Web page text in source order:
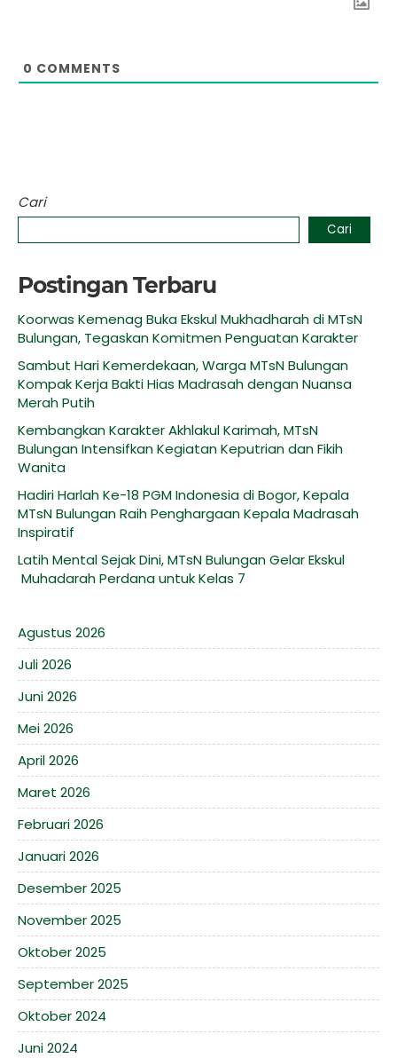
0 COMMENTS
Cari
Cari
Postingan Terbaru
Koorwas Kemenag Buka Ekskul Mukhadharah di MTsN
Bulungan, Tegaskan Komitmen Penguatan Karakter
Sambut Hari Kemerdekaan, Warga MTsN Bulungan
Kompak Kerja Bakti Hias Madrasah dengan Nuansa
Merah Putih
Kembangkan Karakter Akhlakul Karimah, MTsN
Bulungan Intensifkan Kegiatan Keputrian dan Fikih
Wanita
Hadiri Harlah Ke-18 PGM Indonesia di Bogor, Kepala
MTsN Bulungan Raih Penghargaan Kepala Madrasah
Inspiratif
Latih Mental Sejak Dini, MTsN Bulungan Gelar Ekskul
Muhadarah Perdana untuk Kelas 7
Agustus 2026
Juli 2026
Juni 2026
Mei 2026
April 2026
Maret 2026
Februari 2026
Januari 2026
Desember 2025
November 2025
Oktober 2025
September 2025
Oktober 2024
Juni 2024